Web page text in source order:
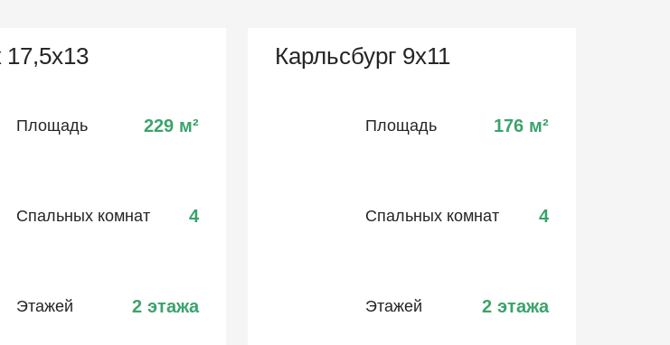
17,5х13
Площадь 229 м²
Спальных комнат 4
Этажей 2 этажа
Карльсбург 9х11
Площадь 176 м²
Спальных комнат 4
Этажей 2 этажа